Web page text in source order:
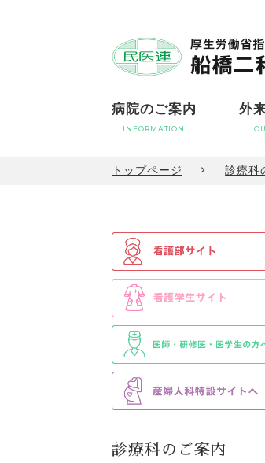
病院のご案内
INFORMATION
外
トップページ 診療科
診療科のご案内